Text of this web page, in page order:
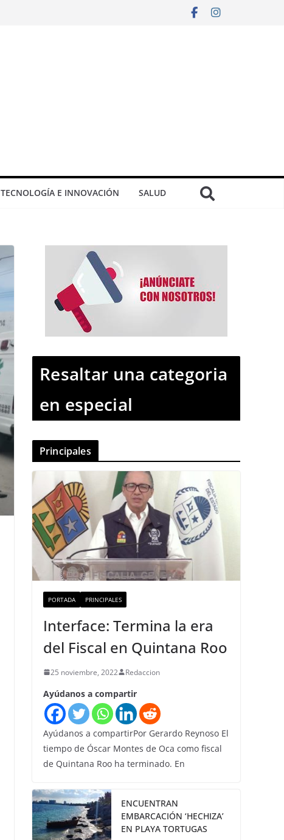
TECNOLOGÍA E INNOVACIÓN SALUD
Resaltar una categoria
en especial
Principales
PORTADA PRINCIPALES
Interface: Termina la era
del Fiscal en Quintana Roo
25 noviembre, 2022 Redaccion
Ayúdanos a compartir
Ayúdanos a compartirPor Gerardo Reynoso El
tiempo de Óscar Montes de Oca como fiscal
de Quintana Roo ha terminado. En
ENCUENTRAN
EMBARCACIÓN ‘HECHIZA’
EN PLAYA TORTUGAS